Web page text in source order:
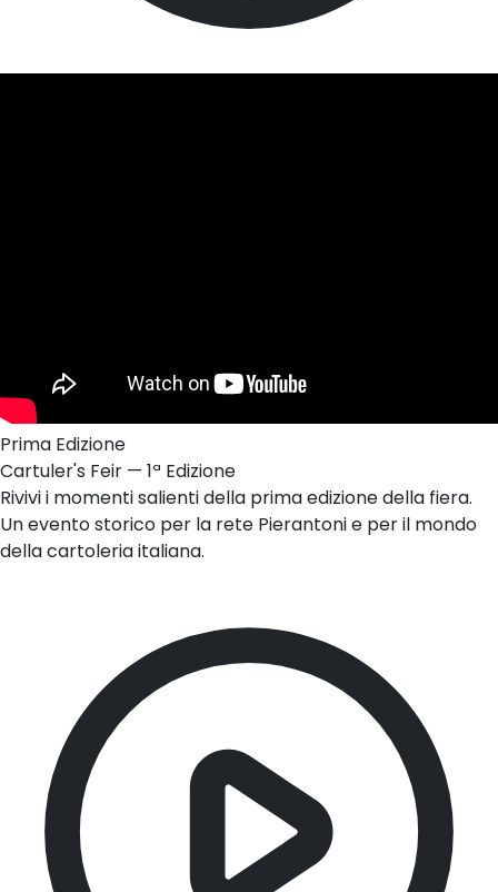
Prima Edizione
Cartuler's Feir — 1ª Edizione
Rivivi i momenti salienti della prima edizione della fiera.
Un evento storico per la rete Pierantoni e per il mondo
della cartoleria italiana.